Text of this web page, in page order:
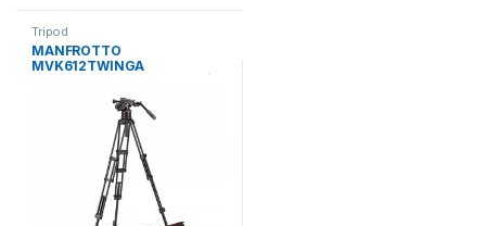
Tripod
MANFROTTO
MVK612TWINGA